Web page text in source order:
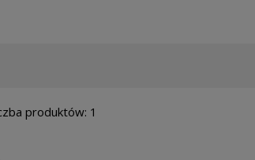
produktów: 1